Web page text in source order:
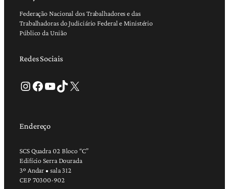
Federação Nacional dos Trabalhadores e das
Trabalhadoras do Judiciário Federal e Ministério
Público da União
Redes Sociais
Instagram Facebook Youtube TikTok X
Endereço
SCS Quadra 02 Bloco “C”
Edifício Serra Dourada
3º Andar • sala 312
CEP 70300-902